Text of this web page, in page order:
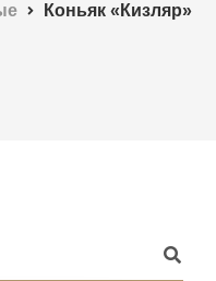
Коньяк «Кизляр»